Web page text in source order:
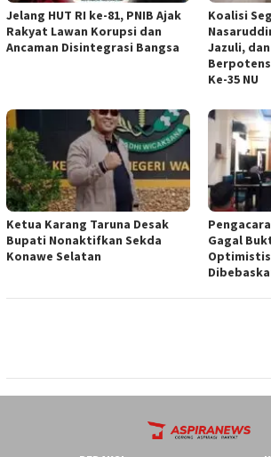
Jelang HUT RI ke-81, PNIB Ajak
Rakyat Lawan Korupsi dan
Ancaman Disintegrasi Bangsa
Koalisi
Jazuli,
Ke-35 NU
Ketua ‎Karang Taruna Desak
Bupati Nonaktifkan Sekda
Konawe Selatan
Gagal